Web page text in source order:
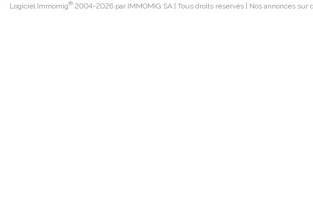
Logiciel Immomig® 2004-2026 par IMMOMIG SA | Tous droits réservés | Nos annonces sur